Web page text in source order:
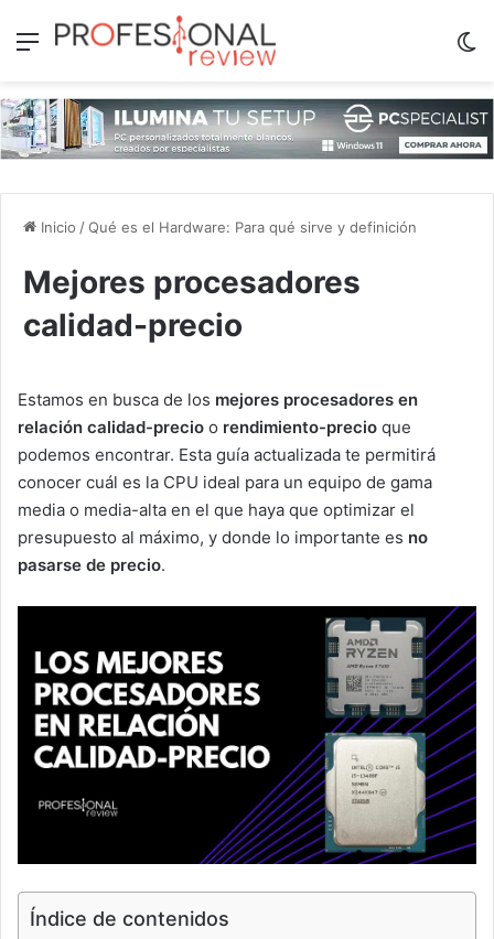
Menú
Inicio /Qué es el Hardware: Para qué sirve y definición
Mejores procesadores
calidad-precio
Estamos en busca de los mejores procesadores en
relación calidad-precio o rendimiento-precio que
podemos encontrar. Esta guía actualizada te permitirá
conocer cuál es la CPU ideal para un equipo de gama
media o media-alta en el que haya que optimizar el
presupuesto al máximo, y donde lo importante es no
pasarse de precio.
Índice de contenidos